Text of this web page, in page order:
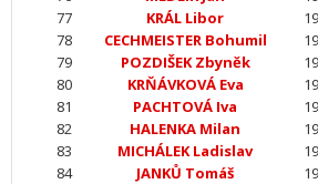
77
KRÁL Libor
78
CECHMEISTER Bohumil
79
POZDIŠEK Zbyněk
80
KRŇÁVKOVÁ Eva
81
PACHTOVÁ Iva
82
HALENKA Milan
83
MICHÁLEK Ladislav
84
JANKŮ Tomáš